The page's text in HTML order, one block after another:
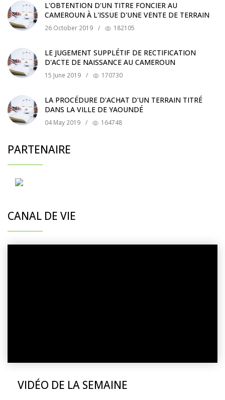
L'OBTENTION D'UN TITRE FONCIER AU
CAMEROUN À L'ISSUE D'UNE VENTE DE TERRAIN
26 October 2019 / 182105
LE JUGEMENT SUPPLÉTIF DE RECTIFICATION
D'ACTE DE NAISSANCE AU CAMEROUN
15 June 2019 / 170730
LA PROCÉDURE D'ACHAT D'UN TERRAIN TITRÉ
DANS LA VILLE DE YAOUNDÉ
04 May 2019 / 164748
PARTENAIRE
CANAL DE VIE
VIDÉO DE LA SEMAINE